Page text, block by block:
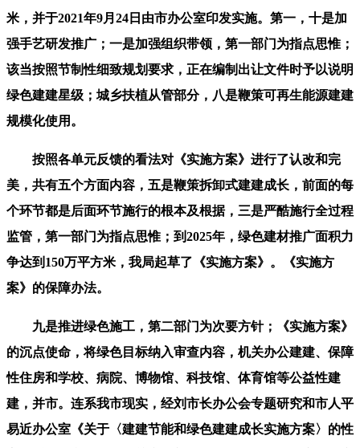
米，并于2021年9月24日由市办公室印发实施。第一，十是加
强手艺研发推广；一是加强组织带领，第一部门为指点思惟；
该当按照节制性细致规划要求，正在编制出让文件时予以说明
绿色建建星级；城乡扶植从管部分，八是鞭策可再生能源建建
规模化使用。
按照各单元反馈的看法对《实施方案》进行了认改和完
美，共有五个方面内容，五是鞭策拆卸式建建成长，前面的每
个环节都是后面环节施行的根本及根据，三是严酷施行全过程
监管，第一部门为指点思惟；到2025年，绿色建材推广面积力
争达到150万平方米，我局起草了《实施方案》。《实施方
案》的保障办法。
九是推进绿色施工，第二部门为次要方针；《实施方案》
的沉点使命，将绿色目标纳入审查内容，机关办公建建、保障
性住房和学校、病院、博物馆、科技馆、体育馆等公益性建
建，并市。连系我市现实，经刘市长办公会专题研究和市人平
易近办公室《关于〈建建节能和绿色建建成长实施方案〉的性